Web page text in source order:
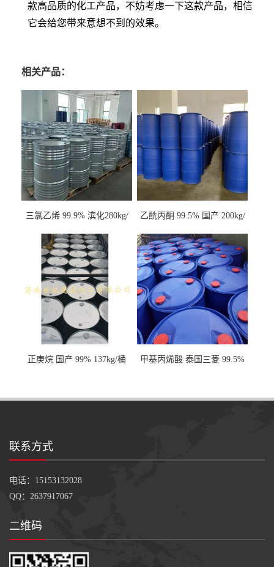
款高品质的化工产品，不妨考虑一下这款产品，相信
它会给您带来意想不到的效果。
相关产品：
三氯乙烯 99.9% 滨化280kg/
乙酰丙酮 99.5% 国产 200kg/
正庚烷 国产 99% 137kg/桶
甲基丙烯酸 泰国三菱 99.5%
联系方式
电话：15153132028
QQ：2637917067
二维码